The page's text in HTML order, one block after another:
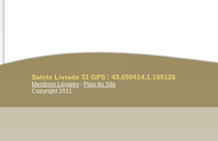
Sainte Livrade 31 GPS : 43.650414,1.105126
Mentions Légales - Plan du Site
Copyright 2011